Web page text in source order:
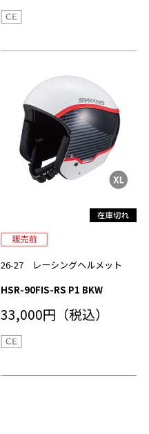
26-27 レーシングヘルメット
HSR-90FIS-RS P1 BKW
33,000円（税込）